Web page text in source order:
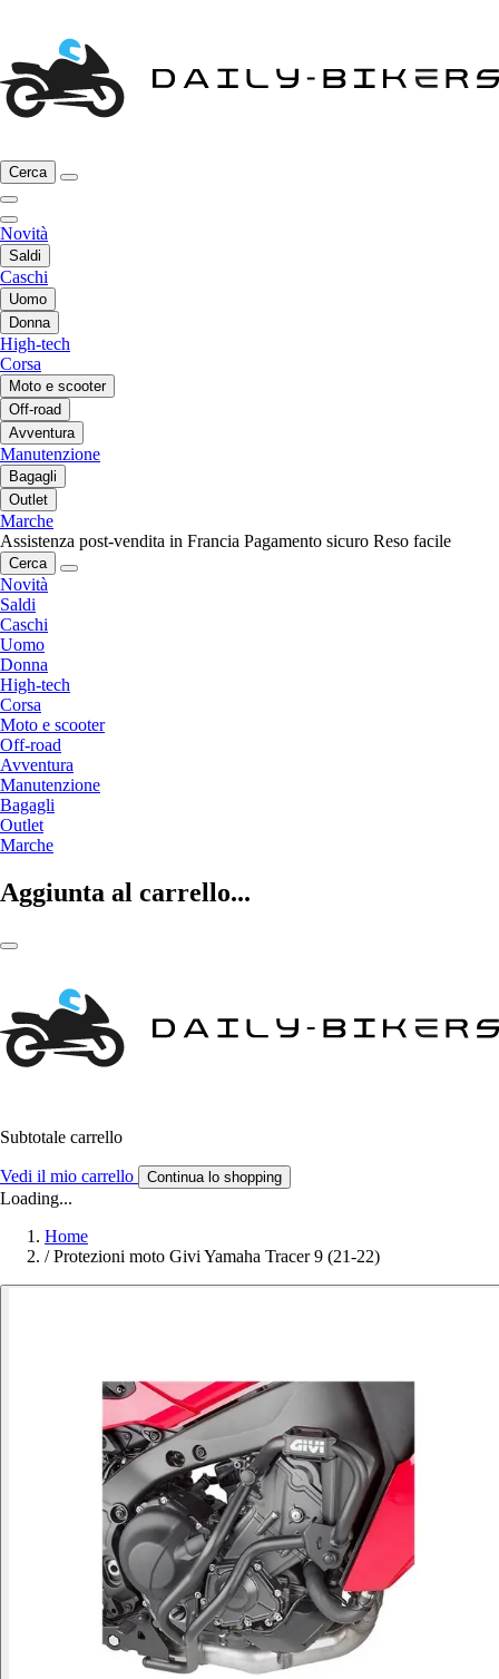
Cerca
Novità
Saldi
Caschi
Uomo
Donna
High-tech
Corsa
Moto e scooter
Off-road
Avventura
Manutenzione
Bagagli
Outlet
Marche
Assistenza post-vendita in Francia Pagamento sicuro Reso facile
Cerca
Novità
Saldi
Caschi
Uomo
Donna
High-tech
Corsa
Moto e scooter
Off-road
Avventura
Manutenzione
Bagagli
Outlet
Marche
Aggiunta al carrello...
Subtotale carrello
Vedi il mio carrello Continua lo shopping
Loading...
Home
/ Protezioni moto Givi Yamaha Tracer 9 (21-22)